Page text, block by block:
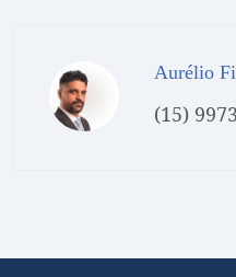
Aurélio
(15)